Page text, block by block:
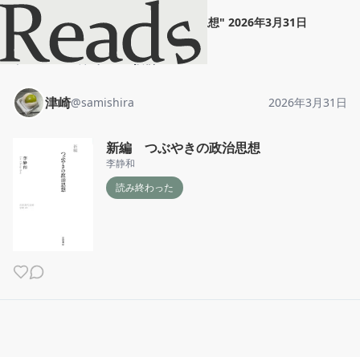
津崎" 新編 つぶやきの政治思想" 2026年3月31日
ホーム 津崎 投稿
津崎@samishira 2026年3月31日
新編 つぶやきの政治思想
李静和
読み終わった